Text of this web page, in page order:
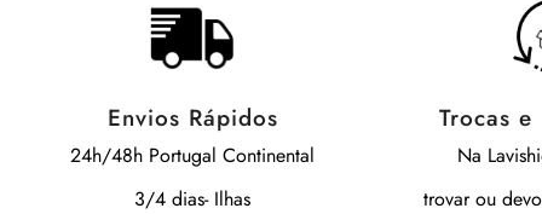
Envios Rápidos
24h/48h Portugal Continental
3/4 dias- Ilhas
Trocas
Na
trovar ou